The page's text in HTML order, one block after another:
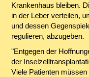
Krankenhaus bleiben.
in der Leber verteilen,
und dessen
regulieren, abzugeben.
"Entgegen der
der
Viele Patienten